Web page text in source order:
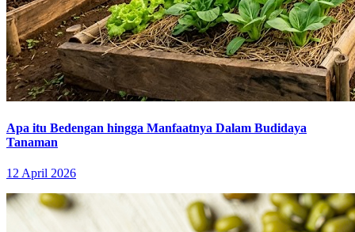
Apa itu Bedengan hingga Manfaatnya Dalam Budidaya
Tanaman
12 April 2026